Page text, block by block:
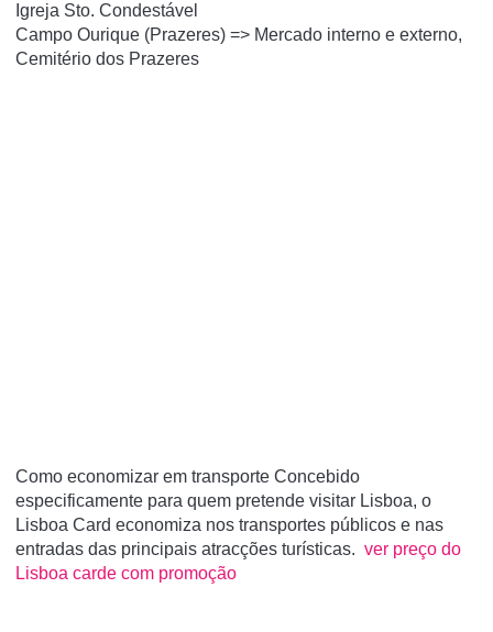
Igreja Sto. Condestável
Campo Ourique (Prazeres) => Mercado interno e externo,
Cemitério dos Prazeres
Como economizar em transporte Concebido
especificamente para quem pretende visitar Lisboa, o
Lisboa Card economiza nos transportes públicos e nas
entradas das principais atracções turísticas. ver preço do
Lisboa carde com promoção